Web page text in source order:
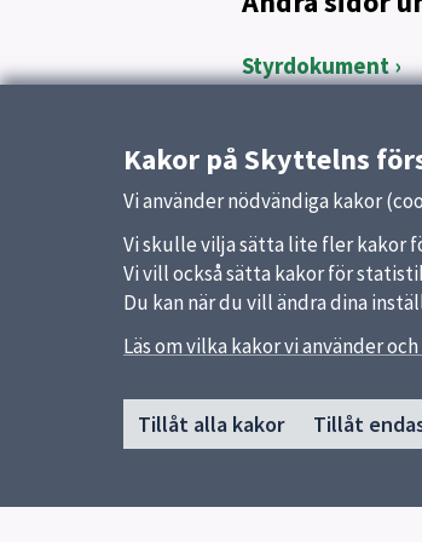
Styrdokument
Måltider
Kakor på Skyttelns
Vi använder nödvändiga kakor
Vi skulle vilja sätta lite fler kakor
Vi vill också sätta kakor för
Du kan när du vill ändra dina
Läs om vilka kakor vi använder
Tillåt alla kakor Tillåt
SidfotHuvudmeny
Start